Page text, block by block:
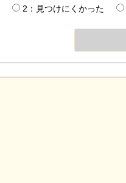
2：見つけにくかった